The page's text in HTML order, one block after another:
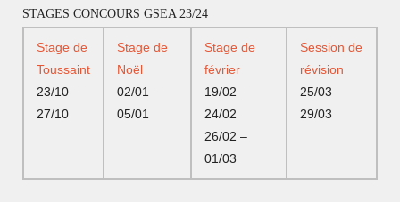
STAGES CONCOURS GSEA 23/24
Stage de
Toussaint
23/10 –
27/10
Stage de
Noël
02/01 –
05/01
Stage de
février
19/02 –
24/02
26/02 –
01/03
Session de
révision
25/03 –
29/03